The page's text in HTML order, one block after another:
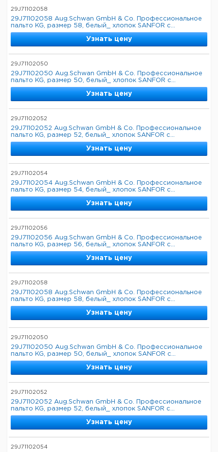
29J71102058
29J71102058 Aug.Schwan GmbH & Co. Профессиональное
пальто KG, размер 58, белый_ хлопок SANFOR с...
Узнать цену
29J71102050
29J71102050 Aug.Schwan GmbH & Co. Профессиональное
пальто KG, размер 50, белый_ хлопок SANFOR с...
Узнать цену
29J71102052
29J71102052 Aug.Schwan GmbH & Co. Профессиональное
пальто KG, размер 52, белый_ хлопок SANFOR с...
Узнать цену
29J71102054
29J71102054 Aug.Schwan GmbH & Co. Профессиональное
пальто KG, размер 54, белый_ хлопок SANFOR с...
Узнать цену
29J71102056
29J71102056 Aug.Schwan GmbH & Co. Профессиональное
пальто KG, размер 56, белый_ хлопок SANFOR с...
Узнать цену
29J71102058
29J71102058 Aug.Schwan GmbH & Co. Профессиональное
пальто KG, размер 58, белый_ хлопок SANFOR с...
Узнать цену
29J71102050
29J71102050 Aug.Schwan GmbH & Co. Профессиональное
пальто KG, размер 50, белый_ хлопок SANFOR с...
Узнать цену
29J71102052
29J71102052 Aug.Schwan GmbH & Co. Профессиональное
пальто KG, размер 52, белый_ хлопок SANFOR с...
Узнать цену
29J71102054